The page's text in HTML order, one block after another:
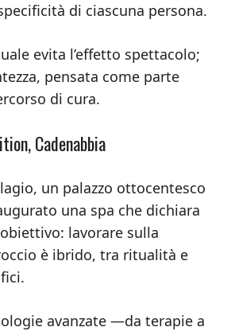
di ciascuna persona.
evita l’effetto spettacolo;
pensata come parte
di cura.
Cadenabbia
un palazzo ottocentesco
una spa che dichiara
lavorare sulla
è ibrido, tra ritualità e
avanzate —da terapie a